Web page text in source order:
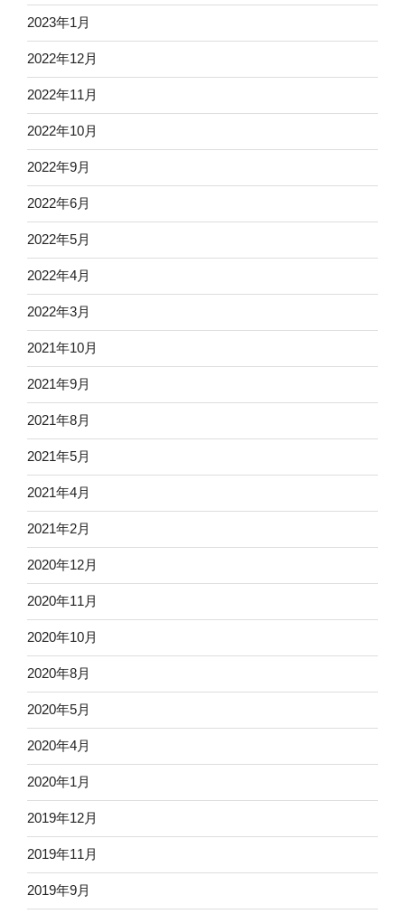
2023年1月
2022年12月
2022年11月
2022年10月
2022年9月
2022年6月
2022年5月
2022年4月
2022年3月
2021年10月
2021年9月
2021年8月
2021年5月
2021年4月
2021年2月
2020年12月
2020年11月
2020年10月
2020年8月
2020年5月
2020年4月
2020年1月
2019年12月
2019年11月
2019年9月